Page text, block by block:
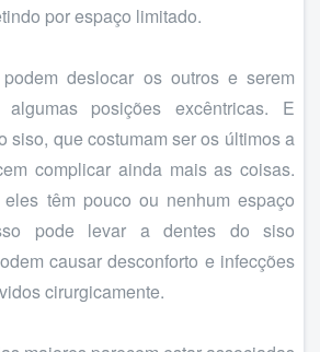
por espaço limitado.
deslocar os outros e serem
algumas posições excêntricas. E
siso, que costumam ser os últimos a
complicar ainda mais as coisas.
têm pouco ou nenhum espaço
pode levar a dentes do siso
causar desconforto e infecções
cirurgicamente.